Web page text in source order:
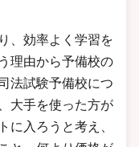
、効率よく学習を
理由から予備校の
法試験予備校につ
大手を使った方が
に入ろうと考え、